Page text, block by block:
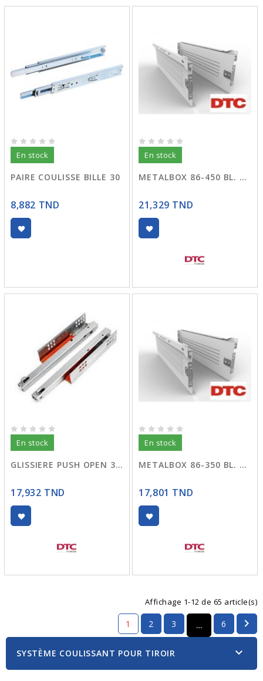
En stock
PAIRE COULISSE BILLE 30
8,882 TND
En stock
METALBOX 86-450 BL. DTC F12
21,329 TND
En stock
GLISSIERE PUSH OPEN 30 N33-G02
17,932 TND
En stock
METALBOX 86-350 BL. DTC F12
17,801 TND
Affichage 1-12 de 65 article(s)
1 2 3 … 6 
SYSTÈME COULISSANT POUR TIROIR 